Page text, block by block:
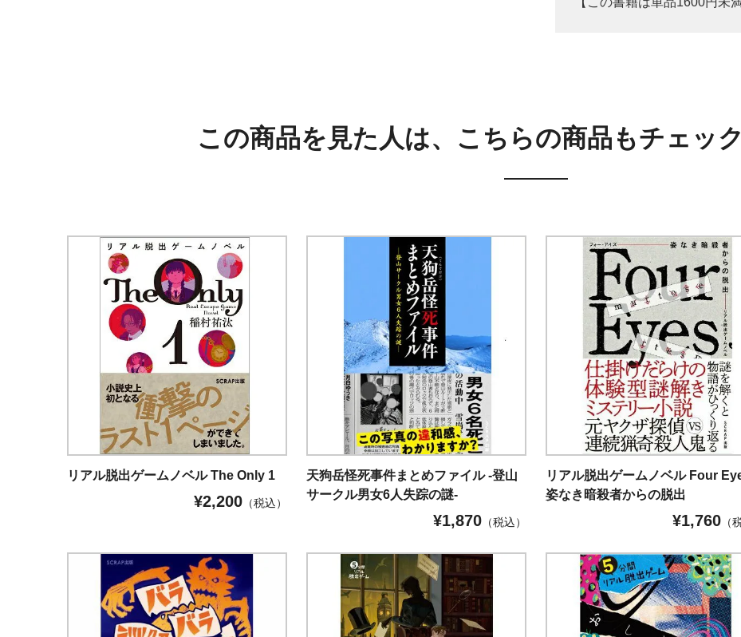
この商品を見た人は、こちらの商品もチェッ
リアル脱出ゲームノベル The Only 1
¥2,200（税込）
天狗岳怪死事件まとめファイル -登山
サークル男女6人失踪の謎-
¥1,870（税込）
リアル脱出ゲームノベル Four
姿なき暗殺者からの脱出
¥1,760（